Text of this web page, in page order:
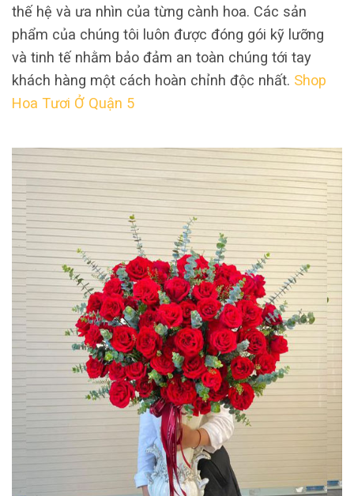
thế hệ và ưa nhìn của từng cành hoa. Các sản
phẩm của chúng tôi luôn được đóng gói kỹ lưỡng
và tinh tế nhằm bảo đảm an toàn chúng tới tay
khách hàng một cách hoàn chỉnh độc nhất. Shop
Hoa Tươi Ở Quận 5